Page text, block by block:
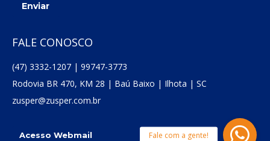
Enviar
FALE CONOSCO
(47) 3332-1207 | 99747-3773
Rodovia BR 470, KM 28 | Baú Baixo | Ilhota | SC
zusper@zusper.com.br
Acesso Webmail